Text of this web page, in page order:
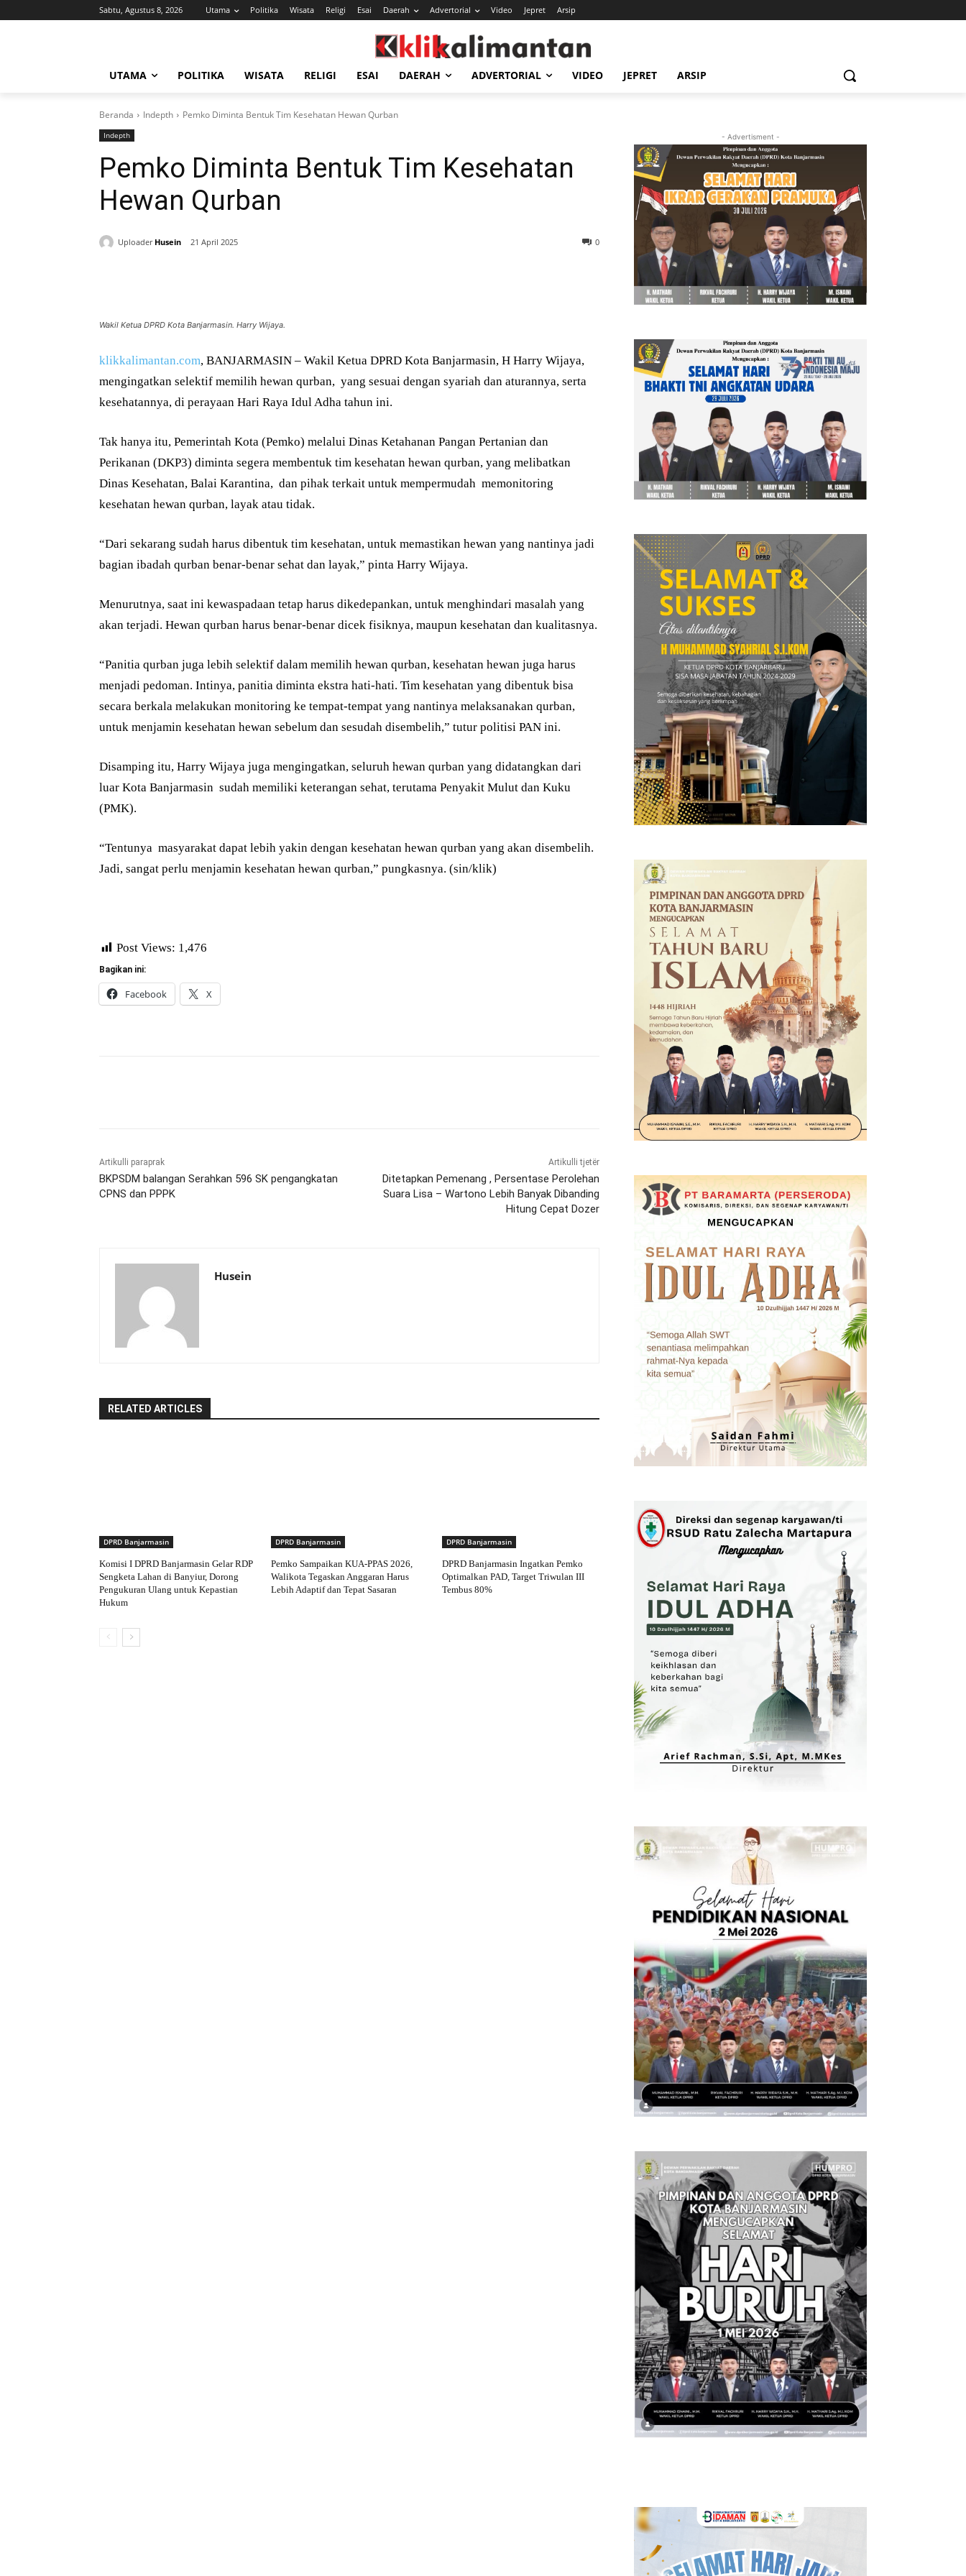
Sabtu, Agustus 8, 2026 Utama Politika Wisata Religi Esai Daerah Advertorial Video Jepret Arsip
UTAMA POLITIKA WISATA RELIGI ESAI DAERAH ADVERTORIAL VIDEO JEPRET ARSIP
Beranda Indepth Pemko Diminta Bentuk Tim Kesehatan Hewan Qurban
Indepth
Pemko Diminta Bentuk Tim Kesehatan
Hewan Qurban
Uploader Husein 21 April 2025 0
Wakil Ketua DPRD Kota Banjarmasin. Harry Wijaya.
klikkalimantan.com, BANJARMASIN – Wakil Ketua DPRD Kota Banjarmasin, H Harry Wijaya,
mengingatkan selektif memilih hewan qurban, yang sesuai dengan syariah dan aturannya, serta
kesehatannya, di perayaan Hari Raya Idul Adha tahun ini.
Tak hanya itu, Pemerintah Kota (Pemko) melalui Dinas Ketahanan Pangan Pertanian dan
Perikanan (DKP3) diminta segera membentuk tim kesehatan hewan qurban, yang melibatkan
Dinas Kesehatan, Balai Karantina, dan pihak terkait untuk mempermudah memonitoring
kesehatan hewan qurban, layak atau tidak.
“Dari sekarang sudah harus dibentuk tim kesehatan, untuk memastikan hewan yang nantinya jadi
bagian ibadah qurban benar-benar sehat dan layak,” pinta Harry Wijaya.
Menurutnya, saat ini kewaspadaan tetap harus dikedepankan, untuk menghindari masalah yang
akan terjadi. Hewan qurban harus benar-benar dicek fisiknya, maupun kesehatan dan kualitasnya.
“Panitia qurban juga lebih selektif dalam memilih hewan qurban, kesehatan hewan juga harus
menjadi pedoman. Intinya, panitia diminta ekstra hati-hati. Tim kesehatan yang dibentuk bisa
secara berkala melakukan monitoring ke tempat-tempat yang nantinya melaksanakan qurban,
untuk menjamin kesehatan hewan sebelum dan sesudah disembelih,” tutur politisi PAN ini.
Disamping itu, Harry Wijaya juga mengingatkan, seluruh hewan qurban yang didatangkan dari
luar Kota Banjarmasin sudah memiliki keterangan sehat, terutama Penyakit Mulut dan Kuku
(PMK).
“Tentunya masyarakat dapat lebih yakin dengan kesehatan hewan qurban yang akan disembelih.
Jadi, sangat perlu menjamin kesehatan hewan qurban,” pungkasnya. (sin/klik)
Post Views: 1,476
Bagikan ini:
Facebook X
Artikulli paraprak
BKPSDM balangan Serahkan 596 SK pengangkatan
CPNS dan PPPK
Artikulli tjetër
Ditetapkan Pemenang , Persentase Perolehan
Suara Lisa – Wartono Lebih Banyak Dibanding
Hitung Cepat Dozer
Husein
RELATED ARTICLES
DPRD Banjarmasin
Komisi I DPRD Banjarmasin Gelar RDP
Sengketa Lahan di Banyiur, Dorong
Pengukuran Ulang untuk Kepastian
Hukum
DPRD Banjarmasin
Pemko Sampaikan KUA-PPAS 2026,
Walikota Tegaskan Anggaran Harus
Lebih Adaptif dan Tepat Sasaran
DPRD Banjarmasin
DPRD Banjarmasin Ingatkan Pemko
Optimalkan PAD, Target Triwulan III
Tembus 80%
- Advertisment -